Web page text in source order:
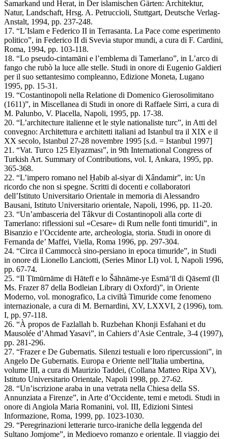
Samarkand und Herat, in Der islamischen Gärten: Architektur,
Natur, Landschaft, Hrsg. A. Petruccioli, Stuttgart, Deutsche Verlag-
Anstalt, 1994, pp. 237-248.
17. “L’Islam e Federico II in Terrasanta. La Pace come esperimento
politico”, in Federico II di Svevia stupor mundi, a cura di F. Cardini,
Roma, 1994, pp. 103-118.
18. “Lo pseudo-cintamāni e l’emblema di Tamerlano”, in L’arco di
fango che rubò la luce alle stelle. Studi in onore di Eugenio Galdieri
per il suo settantesimo compleanno, Edizione Moneta, Lugano
1995, pp. 15-31.
19. “Costantinopoli nella Relatione di Domenico Gierosolimitano
(1611)”, in Miscellanea di Studi in onore di Raffaele Sirri, a cura di
M. Palunbo, V. Placella, Napoli, 1995, pp. 17-38.
20. “L’architecture italienne et le style nationaliste turc”, in Atti del
convegno: Architettura e architetti italiani ad Istanbul tra il XIX e il
XX secolo, Istanbul 27-28 novembre 1995 [s.d. = Istanbul 1997]
21. “Vat. Turco 125 Elyazması”, in 9th International Congress of
Turkish Art. Summary of Contributions, vol. I, Ankara, 1995, pp.
365-368.
22. “L’impero romano nel Ḥabib al-siyar di Xândamir”, in: Un
ricordo che non si spegne. Scritti di docenti e collaboratori
dell’Istituto Universitario Orientale in memoria di Alessandro
Bausani, Istituto Universitario orientale, Napoli, 1996, pp. 11-20.
23. “Un’ambasceria del Tâkvur di Costantinopoli alla corte di
Tamerlano: riflessioni sul «Cesare» di Rum nelle fonti timuridi”, in
Bisanzio e l’Occidente arte, archeologia, storia. Studi in onore di
Fernanda de’ Maffei, Viella, Roma 1996, pp. 297-304.
24. “Circa il Cammoccà sino-persiano in epoca timuride”, in Studi
in onore di Lionello Lanciotti, (Series Minor LI) vol. I, Napoli 1996,
pp. 67-74.
25. “Il Tīmūrnāme di Hātefī e lo Šāhnāme-ye Esmā‘īl di Qāsemī (Il
Ms. Frazer 87 della Bodleian Library di Oxford)”, in Oriente
Moderno, vol. monografico, La civiltà Timuride come fenomeno
internazionale, a cura di M. Bernardini, XV, LXXVI, 2 (1996), tom.
I, pp. 97-118.
26. “À propos de Fazlallah b. Ruzbehan Khonji Esfahani et du
Mausolée d’Ahmad Yasavi”, in Cahiers d’Asie Centrale, 3-4 (1997),
pp. 281-296.
27. “Frazer e De Gubernatis. Silenzi testuali e loro ripercussioni”, in
Angelo De Gubernatis. Europa e Oriente nell’Italia umbertina,
volume III, a cura di Maurizio Taddei, (Collana Matteo Ripa XV),
Istituto Universitario Orientale, Napoli 1998, pp. 27-62.
28. “Un’iscrizione araba in una vetrata nella Chiesa della SS.
Annunziata a Firenze”, in Arte d’Occidente, temi e metodi. Studi in
onore di Angiola Maria Romanini, vol. III, Edizioni Sintesi
Informazione, Roma, 1999, pp. 1023-1030.
29. “Peregrinazioni letterarie turco-iraniche della leggenda del
Sultano Jomjome”, in Medioevo romanzo e orientale. Il viaggio dei